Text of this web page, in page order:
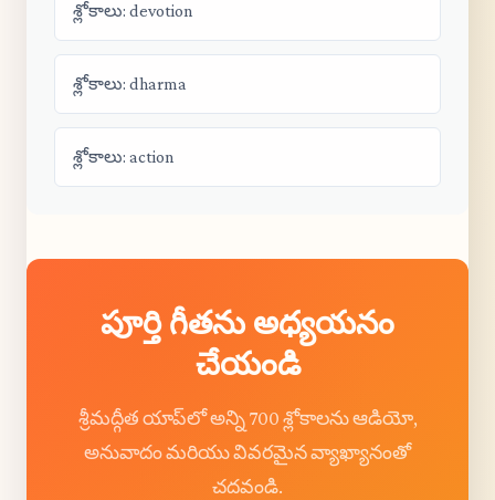
శ్లోకాలు: devotion
శ్లోకాలు: dharma
శ్లోకాలు: action
పూర్తి గీతను అధ్యయనం
చేయండి
శ్రీమద్గీత యాప్‌లో అన్ని 700 శ్లోకాలను ఆడియో,
అనువాదం మరియు వివరమైన వ్యాఖ్యానంతో
చదవండి.